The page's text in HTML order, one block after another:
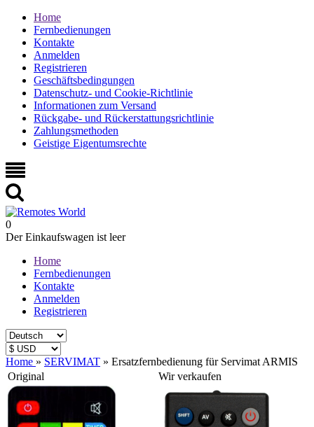
Home
Fernbedienungen
Kontakte
Anmelden
Registrieren
Geschäftsbedingungen
Datenschutz- und Cookie-Richtlinie
Informationen zum Versand
Rückgabe- und Rückerstattungsrichtlinie
Zahlungsmethoden
Geistige Eigentumsrechte
0
Der Einkaufswagen ist leer
Home
Fernbedienungen
Kontakte
Anmelden
Registrieren
Home » SERVIMAT » Ersatzfernbedienung für Servimat ARMIS
Original
Wir verkaufen